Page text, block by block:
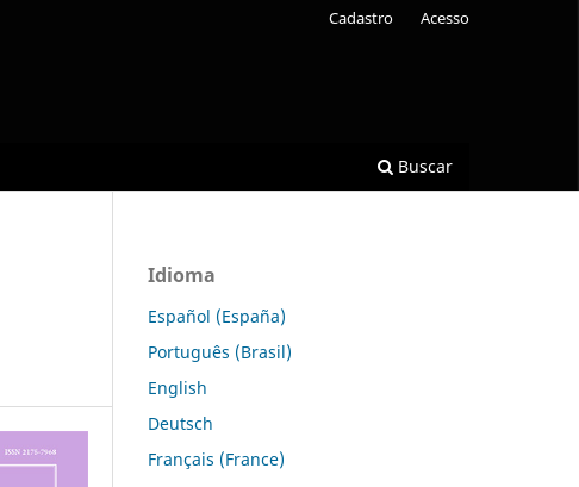
Buscar
Cadastro Acesso
Idioma
Español (España)
Português (Brasil)
English
Deutsch
Français (France)